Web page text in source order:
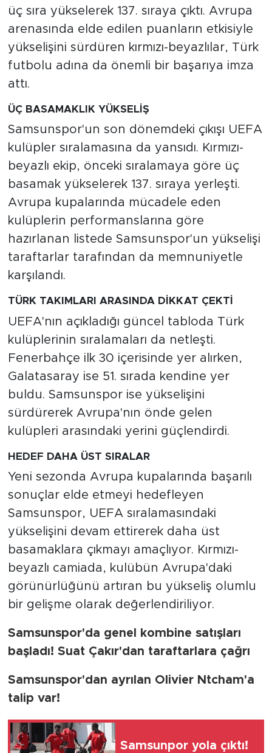
üç sıra yükselerek 137. sıraya çıktı. Avrupa
arenasında elde edilen puanların etkisiyle
yükselişini sürdüren kırmızı-beyazlılar, Türk
futbolu adına da önemli bir başarıya imza
attı.
ÜÇ BASAMAKLIK YÜKSELİŞ
Samsunspor'un son dönemdeki çıkışı UEFA
kulüpler sıralamasına da yansıdı. Kırmızı-
beyazlı ekip, önceki sıralamaya göre üç
basamak yükselerek 137. sıraya yerleşti.
Avrupa kupalarında mücadele eden
kulüplerin performanslarına göre
hazırlanan listede Samsunspor'un yükselişi
taraftarlar tarafından da memnuniyetle
karşılandı.
TÜRK TAKIMLARI ARASINDA DİKKAT ÇEKTİ
UEFA'nın açıkladığı güncel tabloda Türk
kulüplerinin sıralamaları da netleşti.
Fenerbahçe ilk 30 içerisinde yer alırken,
Galatasaray ise 51. sırada kendine yer
buldu. Samsunspor ise yükselişini
sürdürerek Avrupa'nın önde gelen
kulüpleri arasındaki yerini güçlendirdi.
HEDEF DAHA ÜST SIRALAR
Yeni sezonda Avrupa kupalarında başarılı
sonuçlar elde etmeyi hedefleyen
Samsunspor, UEFA sıralamasındaki
yükselişini devam ettirerek daha üst
basamaklara çıkmayı amaçlıyor. Kırmızı-
beyazlı camiada, kulübün Avrupa'daki
görünürlüğünü artıran bu yükseliş olumlu
bir gelişme olarak değerlendiriliyor.
Samsunspor'da genel kombine satışları
başladı! Suat Çakır'dan taraftarlara çağrı
Samsunspor'dan ayrılan Olivier Ntcham'a
talip var!
Samsunpor yola çıktı!